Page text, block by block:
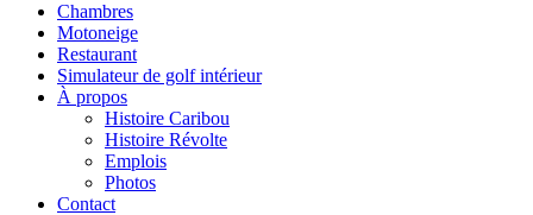
Chambres
Motoneige
Restaurant
Simulateur de golf intérieur
À propos
Histoire Caribou
Histoire Révolte
Emplois
Photos
Contact